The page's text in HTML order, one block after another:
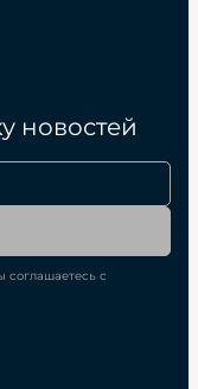
новостей
соглашаетесь с